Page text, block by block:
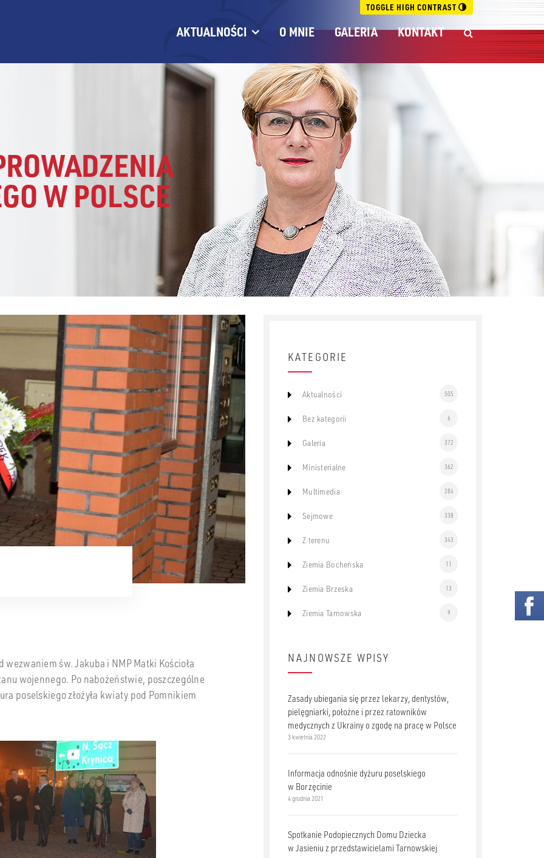
TOGGLE HIGH CONTRAST
AKTUALNOŚCI O MNIE GALERIA KONTAKT
W POLSCE
św. Jakuba i NMP Matki Kościoła
wojennego. Po nabożeństwie, poszczególne
poselskiego złożyła kwiaty pod Pomnikiem
KATEGORIE
Aktualności 505
Bez kategorii 6
Galeria 372
Ministerialne 362
Multimedia 284
Sejmowe 338
Z terenu 343
Ziemia Bocheńska 11
Ziemia Brzeska 13
Ziemia Tarnowska 9
NAJNOWSZE WPISY
Zasady ubiegania się przez lekarzy, dentystów,
pielęgniarki, położne i przez ratowników
medycznych z Ukrainy o zgodę na pracę w Polsce
3 kwietnia 2022
Informacja odnośnie dyżuru poselskiego
w Borzęcinie
4 grudnia 2021
Spotkanie Podopiecznych Domu Dziecka
w Jasieniu z przedstawicielami Tarnowskiej